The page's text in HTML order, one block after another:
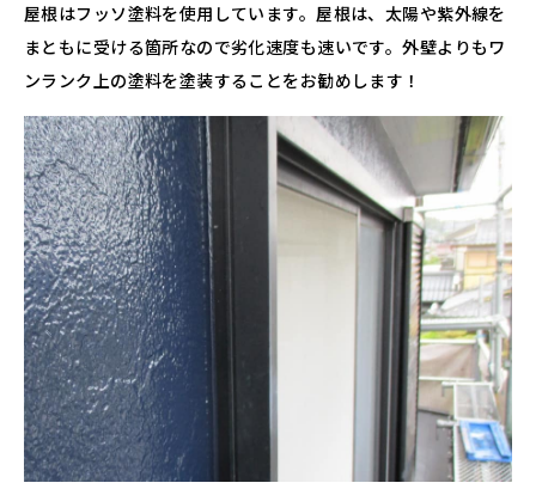
屋根はフッソ塗料を使用しています。屋根は、太陽や紫外線を
まともに受ける箇所なので劣化速度も速いです。外壁よりもワ
ンランク上の塗料を塗装することをお勧めします！